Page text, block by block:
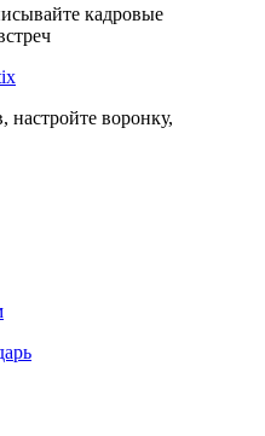
кадровые
настройте воронку,